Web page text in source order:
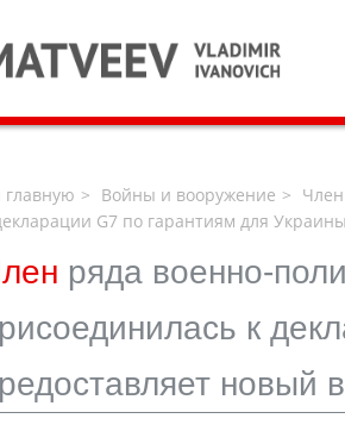
главную Войны и вооружение
G7 по гарантиям для
ряда военно-
к
новый